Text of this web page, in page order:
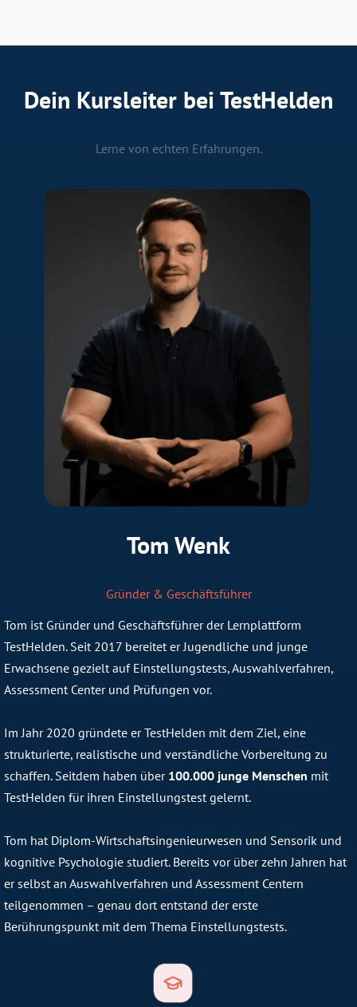
Dein Kursleiter bei TestHelden
Lerne von echten Erfahrungen.
Tom Wenk
Gründer & Geschäftsführer
Tom ist Gründer und Geschäftsführer der Lernplattform
TestHelden. Seit 2017 bereitet er Jugendliche und junge
Erwachsene gezielt auf Einstellungstests, Auswahlverfahren,
Assessment Center und Prüfungen vor.
Im Jahr 2020 gründete er TestHelden mit dem Ziel, eine
strukturierte, realistische und verständliche Vorbereitung zu
schaffen. Seitdem haben über 100.000 junge Menschen mit
TestHelden für ihren Einstellungstest gelernt.
Tom hat Diplom-Wirtschaftsingenieurwesen und Sensorik und
kognitive Psychologie studiert. Bereits vor über zehn Jahren hat
er selbst an Auswahlverfahren und Assessment Centern
teilgenommen – genau dort entstand der erste
Berührungspunkt mit dem Thema Einstellungstests.